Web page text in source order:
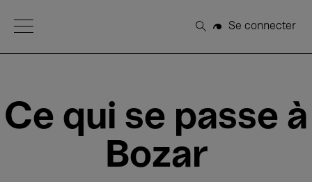
Open Menu
Rechercher
Se connecter
Ce qui se passe à
Bozar